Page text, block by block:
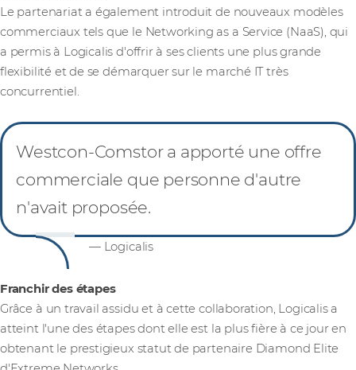
Le partenariat a également introduit de nouveaux modèles
commerciaux tels que le Networking as a Service (NaaS), qui
a permis à Logicalis d'offrir à ses clients une plus grande
flexibilité et de se démarquer sur le marché IT très
concurrentiel.
Westcon-Comstor a apporté une offre
commerciale que personne d'autre
n'avait proposée.
— Logicalis
Franchir des étapes
Grâce à un travail assidu et à cette collaboration, Logicalis a
atteint l'une des étapes dont elle est la plus fière à ce jour en
obtenant le prestigieux statut de partenaire Diamond Elite